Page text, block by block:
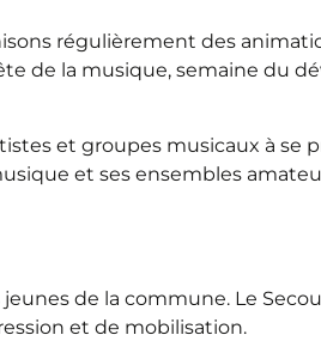
régulièrement des
de la musique, semaine du
et groupes musicaux à se
et ses ensembles
de la commune. Le
et de mobilisation.